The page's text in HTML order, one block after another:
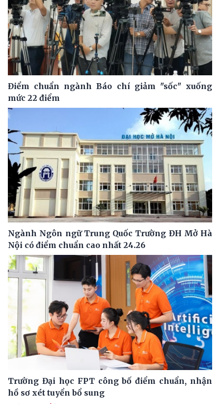
Điểm chuẩn ngành Báo chí giảm "sốc" xuống
mức 22 điểm
Ngành Ngôn ngữ Trung Quốc Trường ĐH Mở Hà
Nội có điểm chuẩn cao nhất 24.26
Trường Đại học FPT công bố điểm chuẩn, nhận
hồ sơ xét tuyển bổ sung